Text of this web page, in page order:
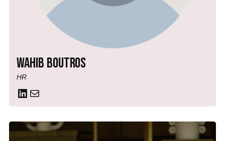
Wahib Boutros
HR
LinkedIn Mail